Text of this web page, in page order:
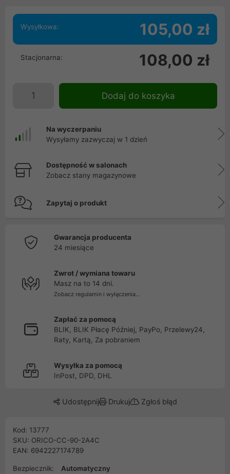
Wysyłkowa: 105,00 zł
Stacjonarna: 108,00 zł
Dodaj do koszyka
Na wyczerpaniu
Wysyłamy zazwyczaj w 1 dzień
Dostępność w salonach
Zobacz stany magazynowe
Zapytaj o produkt
Gwarancja producenta
24 miesiące
Zwrot / wymiana towaru
Masz na to 14 dni.
Zobacz regulamin i wyłączenia...
Zapłać za pomocą
BLIK, BLIK Płacę Później, PayPo, Przelewy24,
Raty, Kartą, Za pobraniem
Wysyłka za pomocą
InPost, DPD, DHL
Udostępnij Drukuj Zgłoś błąd
Kod: 13777
SKU: ORICO-CC-90-2A4C
EAN: 6942227174789
Bezpiecznik:
Automatyczny